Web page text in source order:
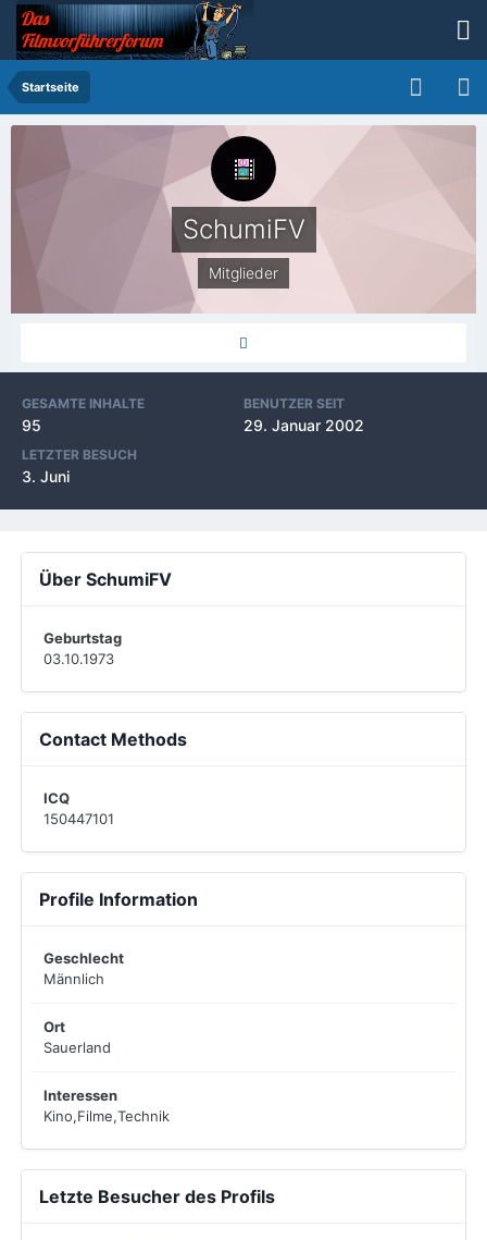
Startseite
SchumiFV
Mitglieder
GESAMTE INHALTE
95
BENUTZER SEIT
29. Januar 2002
LETZTER BESUCH
3. Juni
Über SchumiFV
Geburtstag
03.10.1973
Contact Methods
ICQ
150447101
Profile Information
Geschlecht
Männlich
Ort
Sauerland
Interessen
Kino,Filme,Technik
Letzte Besucher des Profils